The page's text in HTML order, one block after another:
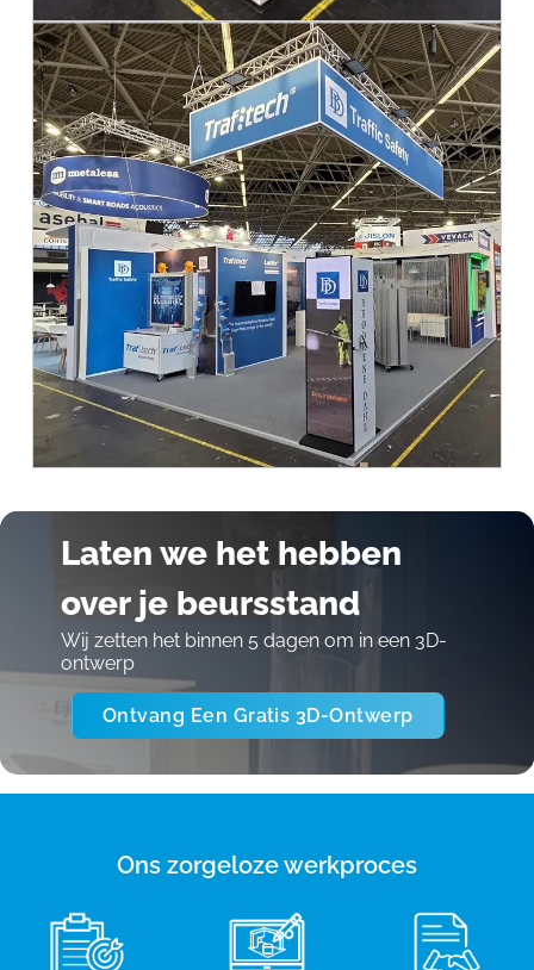
Laten we het hebben
over je beursstand
Wij zetten het binnen 5 dagen om in een 3D-
ontwerp
Ontvang Een Gratis 3D-Ontwerp
Ons zorgeloze werkproces